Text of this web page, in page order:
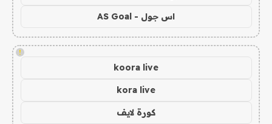
اس جول - AS Goal
!
koora live
kora live
كورة لايف